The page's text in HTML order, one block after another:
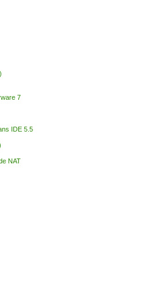
7
IDE 5.5
NAT